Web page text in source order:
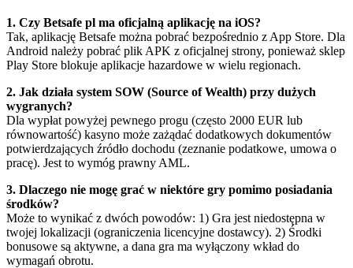
1. Czy Betsafe pl ma oficjalną aplikację na iOS?
Tak, aplikację Betsafe można pobrać bezpośrednio z App Store. Dla
Android należy pobrać plik APK z oficjalnej strony, ponieważ sklep
Play Store blokuje aplikacje hazardowe w wielu regionach.
2. Jak działa system SOW (Source of Wealth) przy dużych
wygranych?
Dla wypłat powyżej pewnego progu (często 2000 EUR lub
równowartość) kasyno może zażądać dodatkowych dokumentów
potwierdzających źródło dochodu (zeznanie podatkowe, umowa o
pracę). Jest to wymóg prawny AML.
3. Dlaczego nie mogę grać w niektóre gry pomimo posiadania
środków?
Może to wynikać z dwóch powodów: 1) Gra jest niedostępna w
twojej lokalizacji (ograniczenia licencyjne dostawcy). 2) Środki
bonusowe są aktywne, a dana gra ma wyłączony wkład do
wymagań obrotu.